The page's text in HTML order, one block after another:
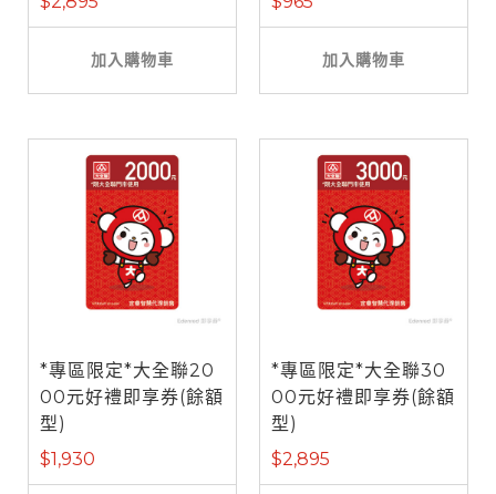
加入購物車 加入購物車
*專區限定*大全聯20
00元好禮即享券(餘額
型)
$1,930
*專區限定*大全聯30
00元好禮即享券(餘額
型)
$2,895